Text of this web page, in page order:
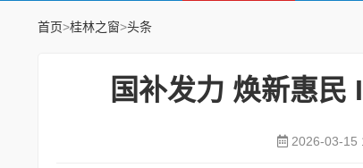
首页>桂林之窗>头条
国补发力 焕新惠民
2026-03-15